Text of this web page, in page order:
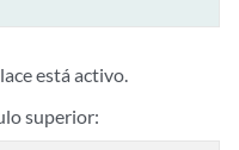
está activo.
superior: